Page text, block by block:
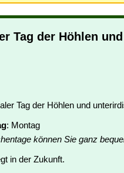
Tag der Höhlen
Tag der Höhlen und
: Montag
können Sie ganz
in der Zukunft.